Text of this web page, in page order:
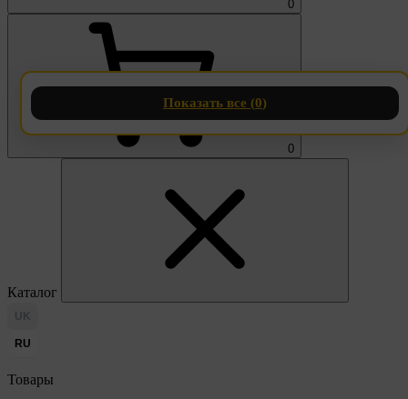
Показать все (0)
0
0
Каталог
UK
RU
Товары